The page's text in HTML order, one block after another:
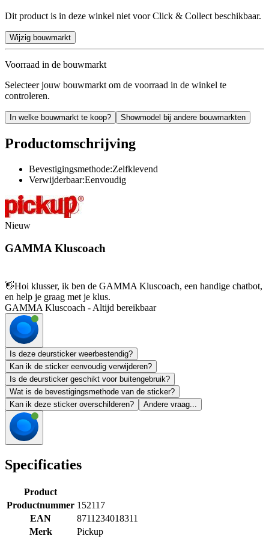
Dit product is in deze winkel niet voor Click & Collect beschikbaar.
Wijzig bouwmarkt
Voorraad in de bouwmarkt
Selecteer jouw bouwmarkt om de voorraad in de winkel te
controleren.
In welke bouwmarkt te koop? Showmodel bij andere bouwmarkten
Productomschrijving
Bevestigingsmethode:Zelfklevend
Verwijderbaar:Eenvoudig
Nieuw
GAMMA Kluscoach
👋Hoi klusser, ik ben de GAMMA Kluscoach, een handige chatbot,
en help je graag met je klus.
GAMMA Kluscoach - Altijd bereikbaar
Is deze deursticker weerbestendig?
Kan ik de sticker eenvoudig verwijderen?
Is de deursticker geschikt voor buitengebruik?
Wat is de bevestigingsmethode van de sticker?
Kan ik deze sticker overschilderen?
Andere vraag...
Specificaties
Product
Productnummer 152117
EAN
8711234018311
Merk
Pickup